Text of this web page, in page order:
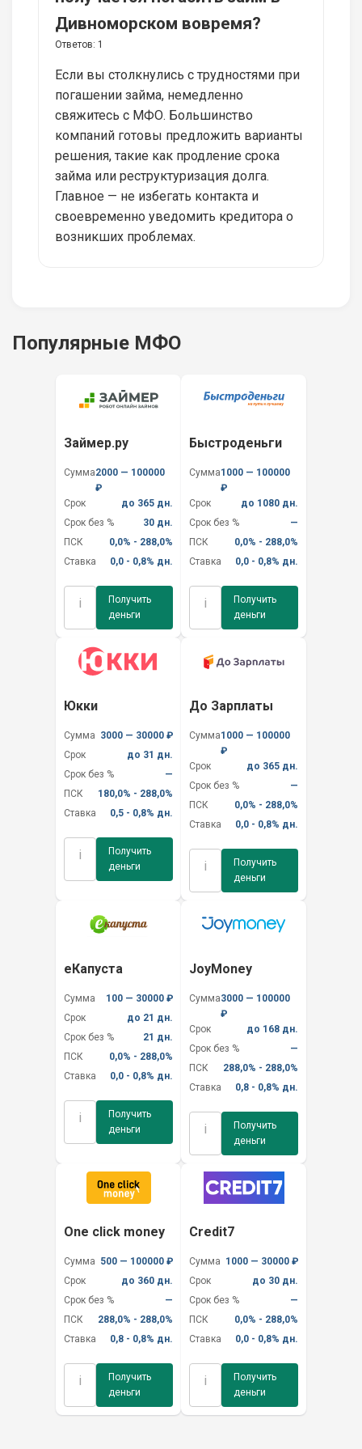
Дивноморском вовремя?
Ответов: 1
Если вы столкнулись с трудностями при
погашении займа, немедленно
свяжитесь с МФО. Большинство
компаний готовы предложить варианты
решения, такие как продление срока
займа или реструктуризация долга.
Главное — не избегать контакта и
своевременно уведомить кредитора о
возникших проблемах.
Популярные МФО
Займер.ру
Сумма2000 — 100000
₽
Срок
до 365 дн.
Срок без %
30 дн.
ПСК
0,0% - 288,0%
Ставка
0,0 - 0,8% дн.
i
Получить
деньги
Быстроденьги
Сумма1000 — 100000
₽
Срок
до 1080 дн.
Срок без %
—
ПСК
0,0% - 288,0%
Ставка
0,0 - 0,8% дн.
i
Получить
деньги
Юкки
Сумма 3000 — 30000 ₽
Срок
до 31 дн.
Срок без %
—
ПСК
180,0% - 288,0%
Ставка
0,5 - 0,8% дн.
i
Получить
деньги
До Зарплаты
Сумма1000 — 100000
₽
Срок
до 365 дн.
Срок без %
—
ПСК
0,0% - 288,0%
Ставка
0,0 - 0,8% дн.
i
Получить
деньги
еКапуста
Сумма
100 — 30000 ₽
Срок
до 21 дн.
Срок без %
21 дн.
ПСК
0,0% - 288,0%
Ставка
0,0 - 0,8% дн.
i
Получить
деньги
JoyMoney
Сумма3000 — 100000
₽
Срок
до 168 дн.
Срок без %
—
ПСК
288,0% - 288,0%
Ставка
0,8 - 0,8% дн.
i
Получить
деньги
One click money
Сумма 500 — 100000 ₽
Срок
до 360 дн.
Срок без %
—
ПСК
288,0% - 288,0%
Ставка
0,8 - 0,8% дн.
i
Получить
деньги
Credit7
Сумма 1000 — 30000 ₽
Срок
до 30 дн.
Срок без %
—
ПСК
0,0% - 288,0%
Ставка
0,0 - 0,8% дн.
i
Получить
деньги